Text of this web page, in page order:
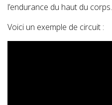
l’endurance du haut du corps.
Voici un exemple de circuit :